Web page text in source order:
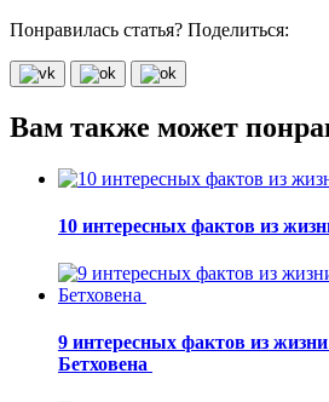
Понравилась статья? Поделиться:
Вам также может
10 интересных фактов из
9 интересных фактов из
Бетховена